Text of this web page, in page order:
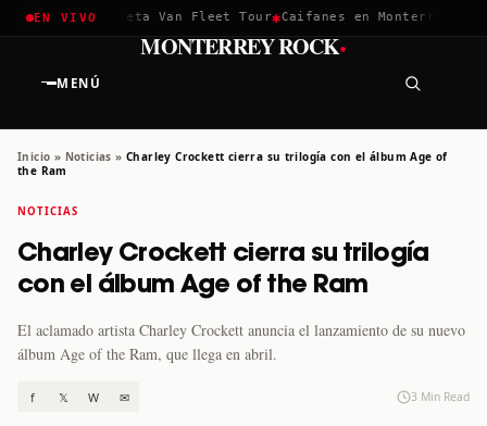
EN VIVO
2026 ✱Greta Van Fleet Tour✱Caifanes en Monterrey · 12
MENÚ
MONTERREY ROCK·
Inicio » Noticias » Charley Crockett cierra su trilogía con el álbum Age of
the Ram
NOTICIAS
Charley Crockett cierra su trilogía
con el álbum Age of the Ram
El aclamado artista Charley Crockett anuncia el lanzamiento de su nuevo
álbum Age of the Ram, que llega en abril.
f 𝕏 W ✉ 3 Min Read